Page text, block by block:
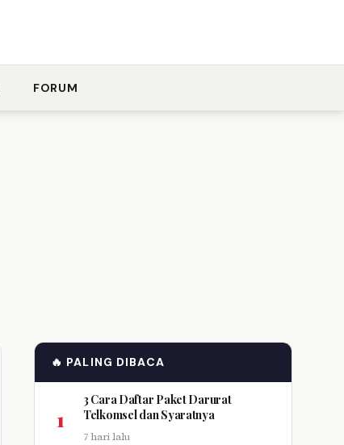
FORUM
🔥 PALING DIBACA
1
3 Cara Daftar Paket Darurat
Telkomsel dan Syaratnya
7 hari lalu